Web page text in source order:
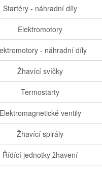
Startéry - náhradní díly
Elektromotory
- náhradní díly
Žhavící svíčky
Termostarty
Elektromagnetické ventily
Žhavící spirály
Řídící jednotky žhavení